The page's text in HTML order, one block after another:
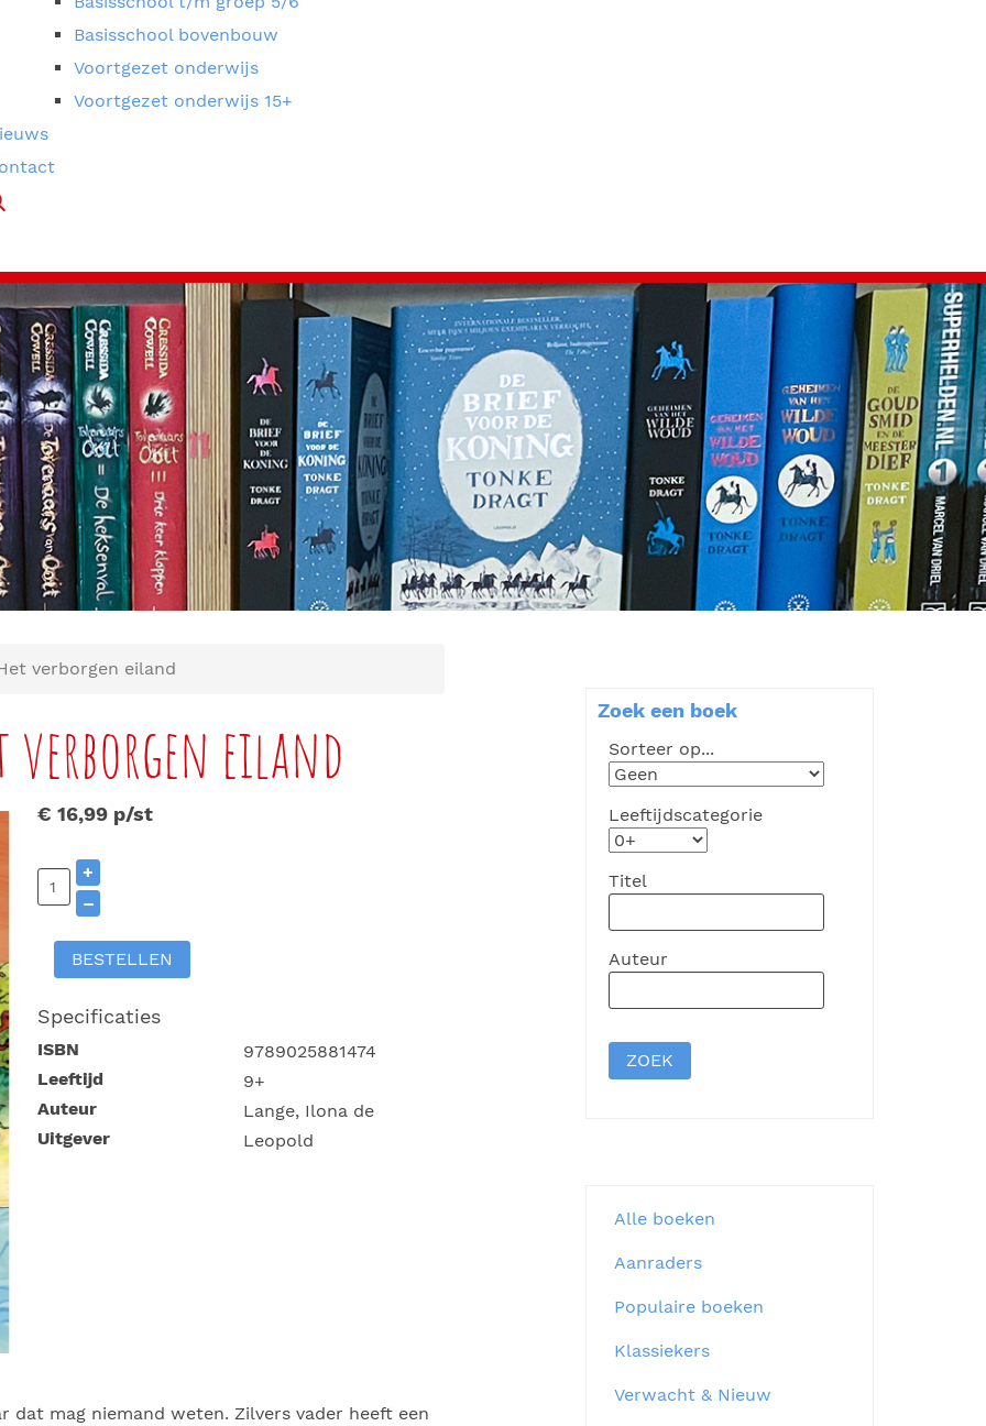
Basisschool bovenbouw
Voortgezet onderwijs
Voortgezet onderwijs 15+
verborgen eiland
eiland
€ 16,99 p/st
+
–
BESTELLEN
Specificaties
ISBN
9789025881474
Leeftijd
9+
Auteur
Lange, Ilona de
Uitgever
Leopold
mag niemand weten. Zilvers vader heeft een
Zoek een boek
Sorteer op...
Leeftijdscategorie
Titel
Auteur
Alle boeken
Aanraders
Populaire boeken
Klassiekers
Verwacht & Nieuw